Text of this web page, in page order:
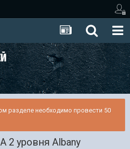
разделе необходимо провести 50
2 уровня Albany